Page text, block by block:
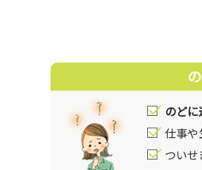
漢方では、ストレスによ
す。「気」とは、現代で
神経失調症状を“「気」
を支えるものも漢方では
まうと不安やイライラな
漢方薬は、ストレスによ
ラ」「気分の落ち込み」
のど
仕事や
ついせ